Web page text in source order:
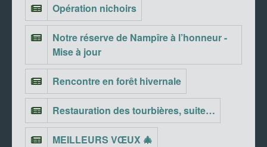
Opération nichoirs
Notre réserve de Nampîre à l’honneur -
Mise à jour
Rencontre en forêt hivernale
Restauration des tourbières, suite…
MEILLEURS VŒUX 🎄